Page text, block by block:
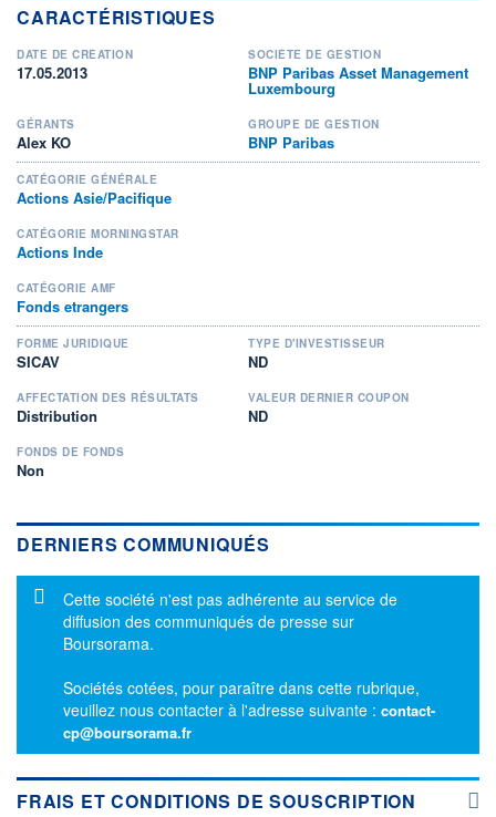
CARACTÉRISTIQUES
DATE DE CRÉATION
17.05.2013
SOCIÉTÉ DE GESTION
BNP Paribas Asset Management
Luxembourg
GÉRANTS
Alex KO
GROUPE DE GESTION
BNP Paribas
CATÉGORIE GÉNÉRALE
Actions Asie/Pacifique
CATÉGORIE MORNINGSTAR
Actions Inde
CATÉGORIE AMF
Fonds etrangers
FORME JURIDIQUE
SICAV
TYPE D'INVESTISSEUR
ND
AFFECTATION DES RÉSULTATS
Distribution
VALEUR DERNIER COUPON
ND
FONDS DE FONDS
Non
DERNIERS COMMUNIQUÉS
Message d'information
Cette société n'est pas adhérente au service de
diffusion des communiqués de presse sur
Boursorama.
Sociétés cotées, pour paraître dans cette rubrique,
veuillez nous contacter à l'adresse suivante : contact-
cp@boursorama.fr
FRAIS ET CONDITIONS DE SOUSCRIPTION